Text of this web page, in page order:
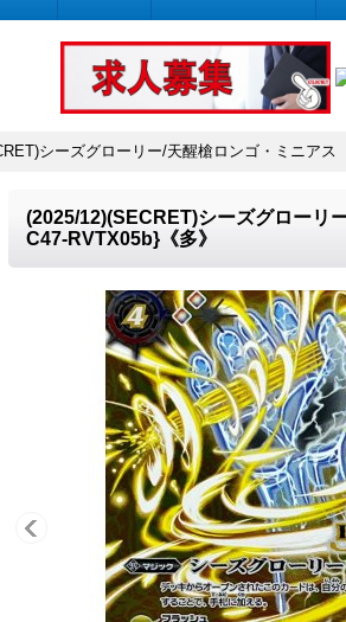
シーズグローリー/天醒槍ロンゴ・ミニア
(2025/12)(SECRET)シーズグローリ
C47-RVTX05b}《多》